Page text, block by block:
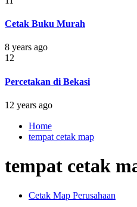
Cetak Buku Murah
8 years ago
12
Percetakan di Bekasi
12 years ago
Home
tempat cetak map
tempat cetak
Cetak Map Perusahaan